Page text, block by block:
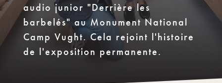
audio junior "Derrière les
barbelés" au Monument National
Camp Vught. Cela rejoint l'histoire
de l'exposition permanente.